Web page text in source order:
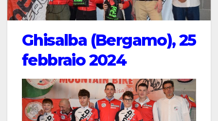
Ghisalba (Bergamo), 25
febbraio 2024